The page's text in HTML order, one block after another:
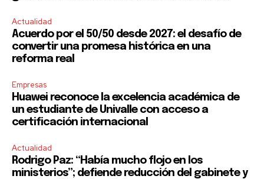
Actualidad
Acuerdo por el 50/50 desde 2027: el desafío de
convertir una promesa histórica en una
reforma real
Empresas
Huawei reconoce la excelencia académica de
un estudiante de Univalle con acceso a
certificación internacional
Actualidad
Rodrigo Paz: “Había mucho flojo en los
ministerios”; defiende reducción del gabinete y